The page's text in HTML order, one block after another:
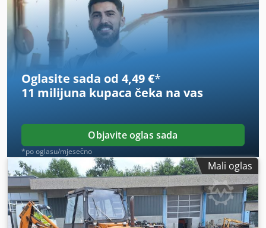
Oglasite sada od 4,49 €*
11 milijuna kupaca čeka na vas
Objavite oglas sada
*po oglasu/mjesečno
Mali oglas